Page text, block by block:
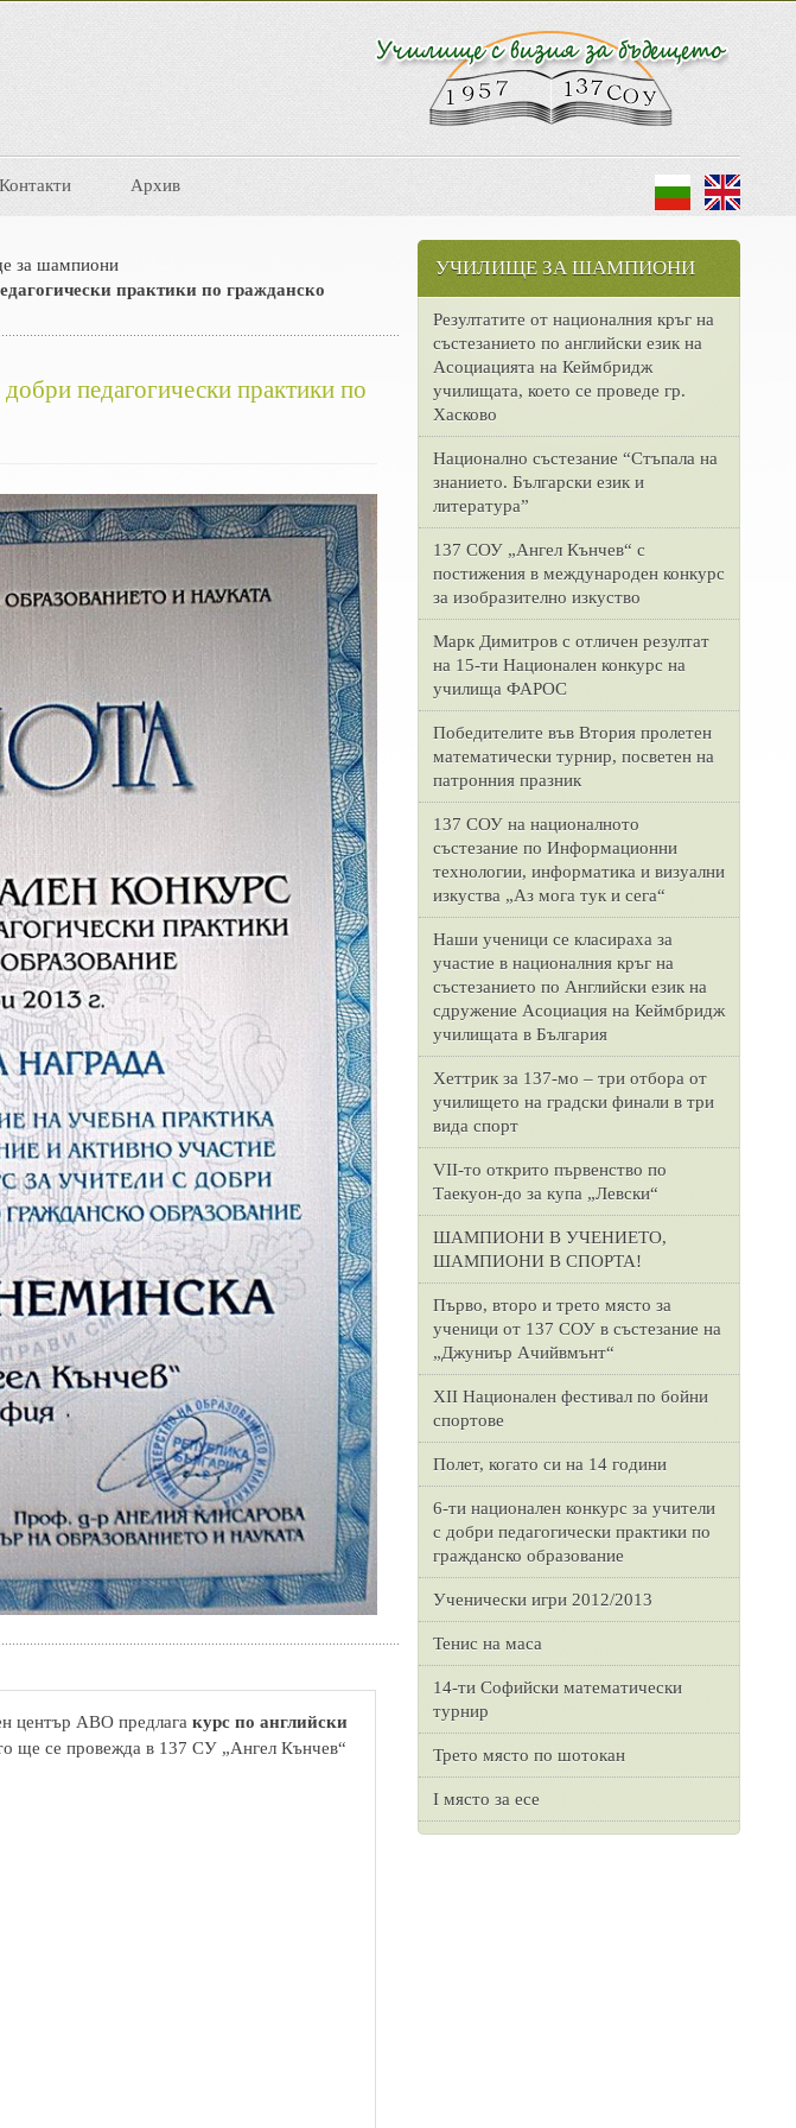
Контакти Архив
за шампиони
практики по гражданско
педагогически практики по
център АВО предлага курс по английски
ще се провежда в 137 СУ „Ангел Кънчев“
УЧИЛИЩЕ ЗА ШАМПИОНИ
Резултатите от националния кръг на
състезанието по английски език на
Асоциацията на Кеймбридж
училищата, което се проведе гр.
Хасково
Национално състезание “Стъпала на
знанието. Български език и
литература”
137 СОУ „Ангел Кънчев“ с
постижения в международен конкурс
за изобразително изкуство
Марк Димитров с отличен резултат
на 15-ти Национален конкурс на
училища ФАРОС
Победителите във Втория пролетен
математически турнир, посветен на
патронния празник
137 СОУ на националното
състезание по Информационни
технологии, информатика и визуални
изкуства „Аз мога тук и сега“
Наши ученици се класираха за
участие в националния кръг на
състезанието по Английски език на
сдружение Асоциация на Кеймбридж
училищата в България
Хеттрик за 137-мо – три отбора от
училището на градски финали в три
вида спорт
VII-то открито първенство по
Таекуон-до за купа „Левски“
ШАМПИОНИ В УЧЕНИЕТО,
ШАМПИОНИ В СПОРТА!
Първо, второ и трето място за
ученици от 137 СОУ в състезание на
„Джуниър Ачийвмънт“
XII Национален фестивал по бойни
спортове
Полет, когато си на 14 години
6-ти национален конкурс за учители
с добри педагогически практики по
гражданско образование
Ученически игри 2012/2013
Тенис на маса
14-ти Софийски математически
турнир
Трето място по шотокан
I място за есе